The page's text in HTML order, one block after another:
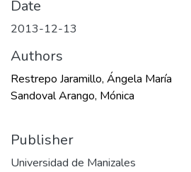
Date
2013-12-13
Authors
Restrepo Jaramillo, Ángela María
Sandoval Arango, Mónica
Publisher
Universidad de Manizales